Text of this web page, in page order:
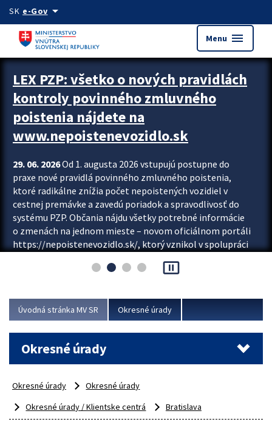
Preskocit na hlavný obsah
SK e-Govarrow_drop_down
Menu menu
Zastavit automatický posun upútavok
LEX PZP: všetko o nových pravidlách
kontroly povinného zmluvného
poistenia nájdete na
www.nepoistenevozidlo.sk
29. 06. 2026Od 1. augusta 2026 vstupujú postupne do
praxe nové pravidlá povinného zmluvného poistenia,
ktoré radikálne znížia počet nepoistených vozidiel v
cestnej premávke a zavedú poriadok a spravodlivosť do
systému PZP. Občania nájdu všetky potrebné informácie
o zmenách na jednom mieste – novom oficiálnom portáli
https://nepoistenevozidlo.sk/, ktorý vznikol v spolupráci
asociácie poisťovní (SLASPO) a Ministerstva vnútra SR.
Viac
pause_presentation
Úvodná stránka MV SR Okresné úrady
Okresné úrady
Okresné úrady
Okresné úrady
Okresné úrady / Klientske centrá
Bratislava